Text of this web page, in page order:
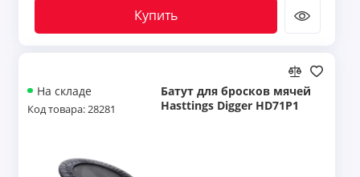
Купить
На складе
Код товара: 28281
Батут для бросков мячей
Hasttings Digger HD71P1